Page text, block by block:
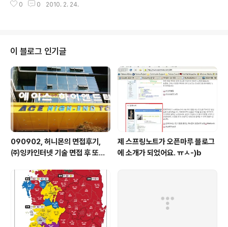
혁님의 친필로 적어주신 글이 있다. 허니몬 님께 인연에 감
보내주셨습니다. 이 책은 '트위터(http://twitter.com)'라
고 하는 소셜 미디어(Social Media)가 구성한 소셜 네트
워크(Social Network)에 대해서 설명하고 있다. 저자 송
인혁, 이유진 외 한국 트위터 사용자들이 함께 지은 책이기
도 하다. 여기서 소셜(Social)이란 ..
0 0 2010. 2. 24.
이 블로그 인기글
090902, 허니몬의 면접후기,
㈜잉카인터넷 기술 면접 후 또한
제 스프링노트가 오픈마루 블로그
에 소개가 되었어요. ㅠㅅ-)b